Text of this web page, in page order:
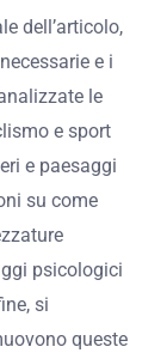
dell’articolo,
e i
le
e sport
e paesaggi
su come
psicologici
si
queste